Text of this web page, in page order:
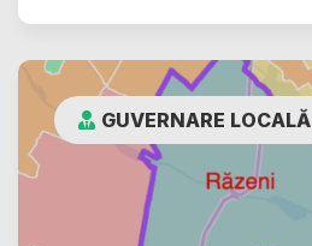
GUVERNARE LOCALĂ